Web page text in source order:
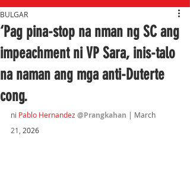
‘Pag pina-stop na nman ng SC ang
impeachment ni VP Sara, inis-talo
na naman ang mga anti-Duterte
cong.
BULGAR
ni Pablo Hernandez @Prangkahan | March
21, 2026